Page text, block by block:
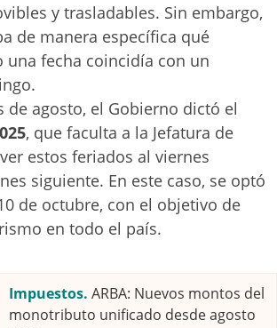
y trasladables. Sin embargo,
de manera específica qué
una fecha coincidía con un
de agosto, el Gobierno dictó el
, que faculta a la Jefatura de
estos feriados al viernes
siguiente. En este caso, se optó
de octubre, con el objetivo de
en todo el país.
Impuestos. ARBA: Nuevos montos del
monotributo unificado desde agosto